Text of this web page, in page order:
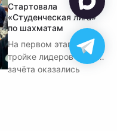
Стартовала
«Студенческая лига»
по шахматам
На первом этапе в
тройке лидеров общего
зачёта оказались